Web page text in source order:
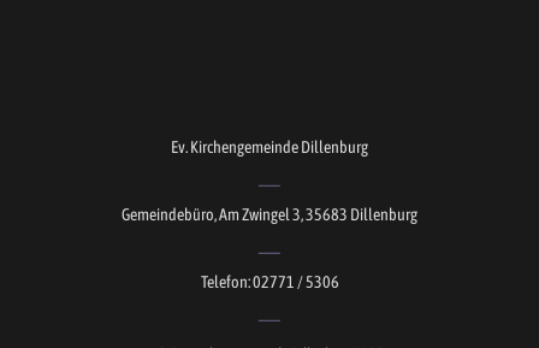
Ev. Kirchengemeinde Dillenburg
Gemeindebüro, Am Zwingel 3, 35683 Dillenburg
Telefon: 02771 / 5306